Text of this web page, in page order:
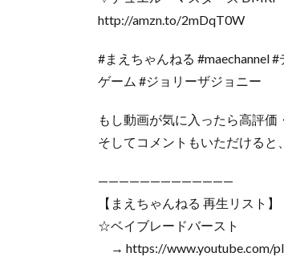
http://amzn.to/2mDqT0W
#まえちゃんねる #maechannel
ゲーム #ジョリーザジョニー
もし動画が気に入ったら高評
そしてコメントもいただけると
—————————————
【まえちゃんねる 再生リスト】
☆ベイブレードバースト
→ https://www.youtube.com/